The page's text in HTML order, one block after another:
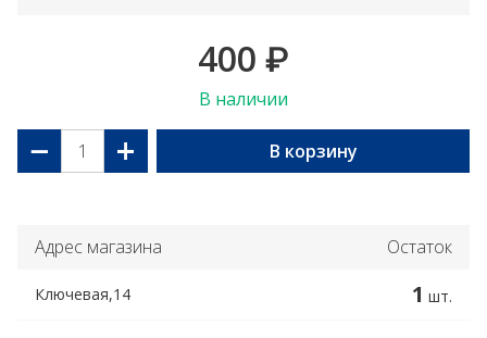
400 ₽
В наличии
− + В корзину
Адрес магазина Остаток
Ключевая,14 1 шт.